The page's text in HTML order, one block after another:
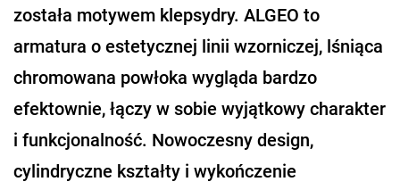
została motywem klepsydry. ALGEO to
armatura o estetycznej linii wzorniczej, lśniąca
chromowana powłoka wygląda bardzo
efektownie, łączy w sobie wyjątkowy charakter
i funkcjonalność. Nowoczesny design,
cylindryczne kształty i wykończenie